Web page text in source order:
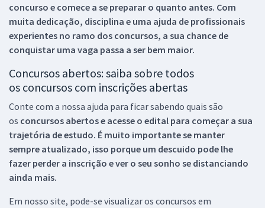
concurso e comece a se preparar o quanto antes. Com
muita dedicação, disciplina e uma ajuda de profissionais
experientes no ramo dos concursos, a sua chance de
conquistar uma vaga passa a ser bem maior.
Concursos abertos: saiba sobre todos
os concursos com inscrições abertas
Conte com a nossa ajuda para ficar sabendo quais são
os concursos abertos e acesse o edital para começar a sua
trajetória de estudo. É muito importante se manter
sempre atualizado, isso porque um descuido pode lhe
fazer perder a inscrição e ver o seu sonho se distanciando
ainda mais.
Em nosso site, pode-se visualizar os concursos em